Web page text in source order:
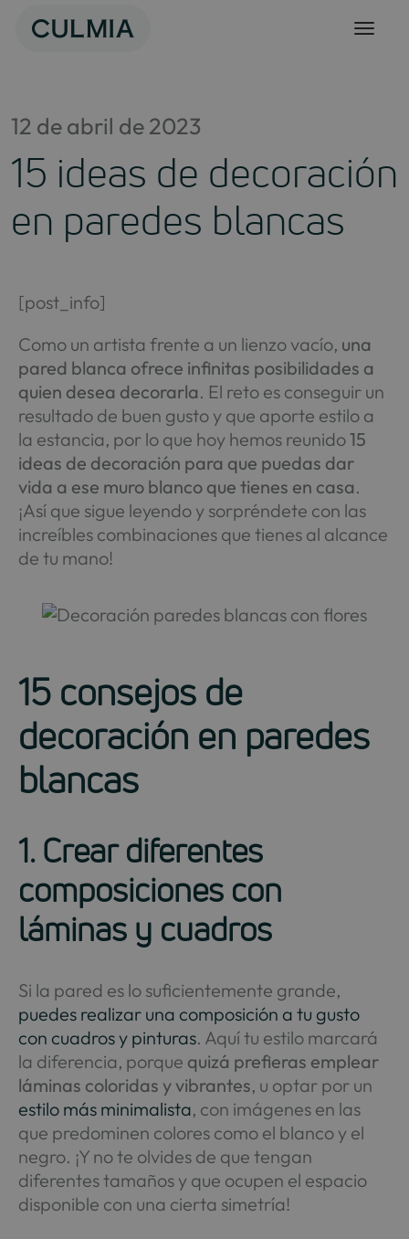
12 de abril de 2023
15 ideas de decoración
en paredes blancas
[post_info]
Como un artista frente a un lienzo vacío, una
pared blanca ofrece infinitas posibilidades a
quien desea decorarla. El reto es conseguir un
resultado de buen gusto y que aporte estilo a
la estancia, por lo que hoy hemos reunido15
ideas de decoración para que puedas dar
vida a ese muro blanco que tienes en casa.
¡Así que sigue leyendo y sorpréndete con las
increíbles combinaciones que tienes al alcance
de tu mano!
15 consejos de
decoración en paredes
blancas
1. Crear diferentes
composiciones con
láminas y cuadros
Si la pared es lo suficientemente grande,
puedes realizar una composición a tu gusto
con cuadros y pinturas. Aquí tu estilo marcará
la diferencia, porque quizá prefieras emplear
láminas coloridas y vibrantes, u optar por un
estilo más minimalista, con imágenes en las
que predominen colores como el blanco y el
negro. ¡Y no te olvides de que tengan
diferentes tamaños y que ocupen el espacio
disponible con una cierta simetría!